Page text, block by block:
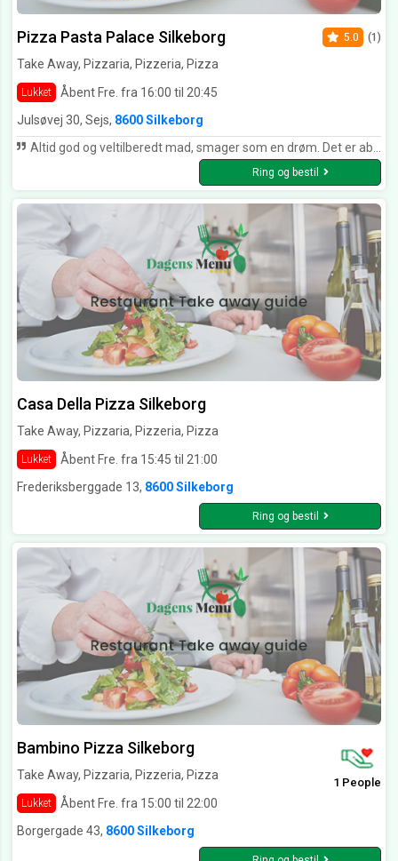
Pizza Pasta Palace Silkeborg
Take Away, Pizzaria, Pizzeria, Pizza
Lukket Åbent Fre. fra 16:00 til 20:45
5.0 (1)
Julsøvej 30, Sejs, 8600 Silkeborg
Altid god og veltilberedt mad, smager som en drøm. Det er absolut 6 stjerner værd, og prisen er moderat/billig.
Ring og bestil
Casa Della Pizza Silkeborg
Take Away, Pizzaria, Pizzeria, Pizza
Lukket
Åbent Fre. fra 15:45 til 21:00
Frederiksberggade 13, 8600 Silkeborg
Ring og bestil
Bambino Pizza Silkeborg
Take Away, Pizzaria, Pizzeria, Pizza
Lukket Åbent Fre. fra 15:00 til 22:00
1 People
Borgergade 43, 8600 Silkeborg